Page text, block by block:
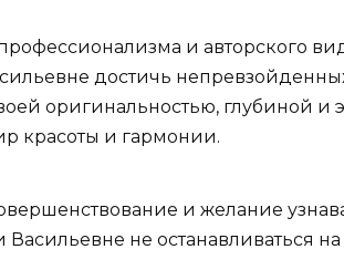
и авторского
достичь
оригинальностью, глубиной и
красоты и гармонии.
и желание
Васильевне не останавливаться на